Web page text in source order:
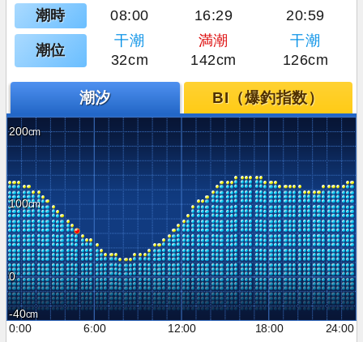
潮時 08:00 16:29 20:59
潮位
干潮 満潮
干潮
32cm
142cm 126cm
潮汐 BI（爆釣指数）
200
100
0
-40
0:00
6:00 12:00 18:00 24:00